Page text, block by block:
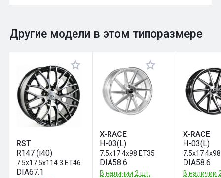
Оставить отзыв
Общий рейтинг 0
Другие модели в этом типоразмере
RST
R147 (i40)
7.5x17 5x114.3 ET46
DIA67.1
X-RACE
H-03(L)
7.5x17 4x98 ET35
DIA58.6
В наличии 2 шт.
X-RACE
H-03(L)
7.5x17
DIA58.6
В наличии